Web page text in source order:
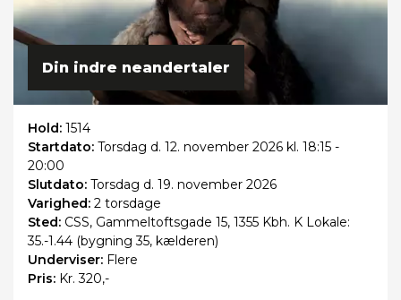
Din indre neandertaler
Hold: 1514
Startdato: Torsdag d. 12. november 2026 kl. 18:15 -
20:00
Slutdato: Torsdag d. 19. november 2026
Varighed: 2 torsdage
Sted: CSS, Gammeltoftsgade 15, 1355 Kbh. K Lokale:
35.-1.44 (bygning 35, kælderen)
Underviser: Flere
Pris: Kr. 320,-